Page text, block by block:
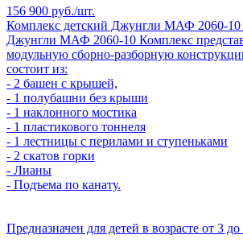
156 900 руб./шт.
Комплекс детский Джунгли МАФ 2060-10
Джунгли МАФ 2060-10 Комплекс
модульную сборно-разборную
состоит из:
- 2 башен с крышей,
- 1 полубашни без крыши
- 1 наклонного мостика
- 1 пластикового тоннеля
- 1 лестницы с перилами и ступеньками
- 2 скатов горки
- Лианы
- Подъема по канату.
Предназначен для детей в возрасте от 3 до